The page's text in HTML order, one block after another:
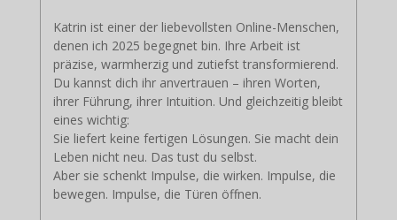
Katrin ist einer der liebevollsten Online-Menschen,
denen ich 2025 begegnet bin. Ihre Arbeit ist
präzise, warmherzig und zutiefst transformierend.
Du kannst dich ihr anvertrauen – ihren Worten,
ihrer Führung, ihrer Intuition. Und gleichzeitig bleibt
eines wichtig:
Sie liefert keine fertigen Lösungen. Sie macht dein
Leben nicht neu. Das tust du selbst.
Aber sie schenkt Impulse, die wirken. Impulse, die
bewegen. Impulse, die Türen öffnen.